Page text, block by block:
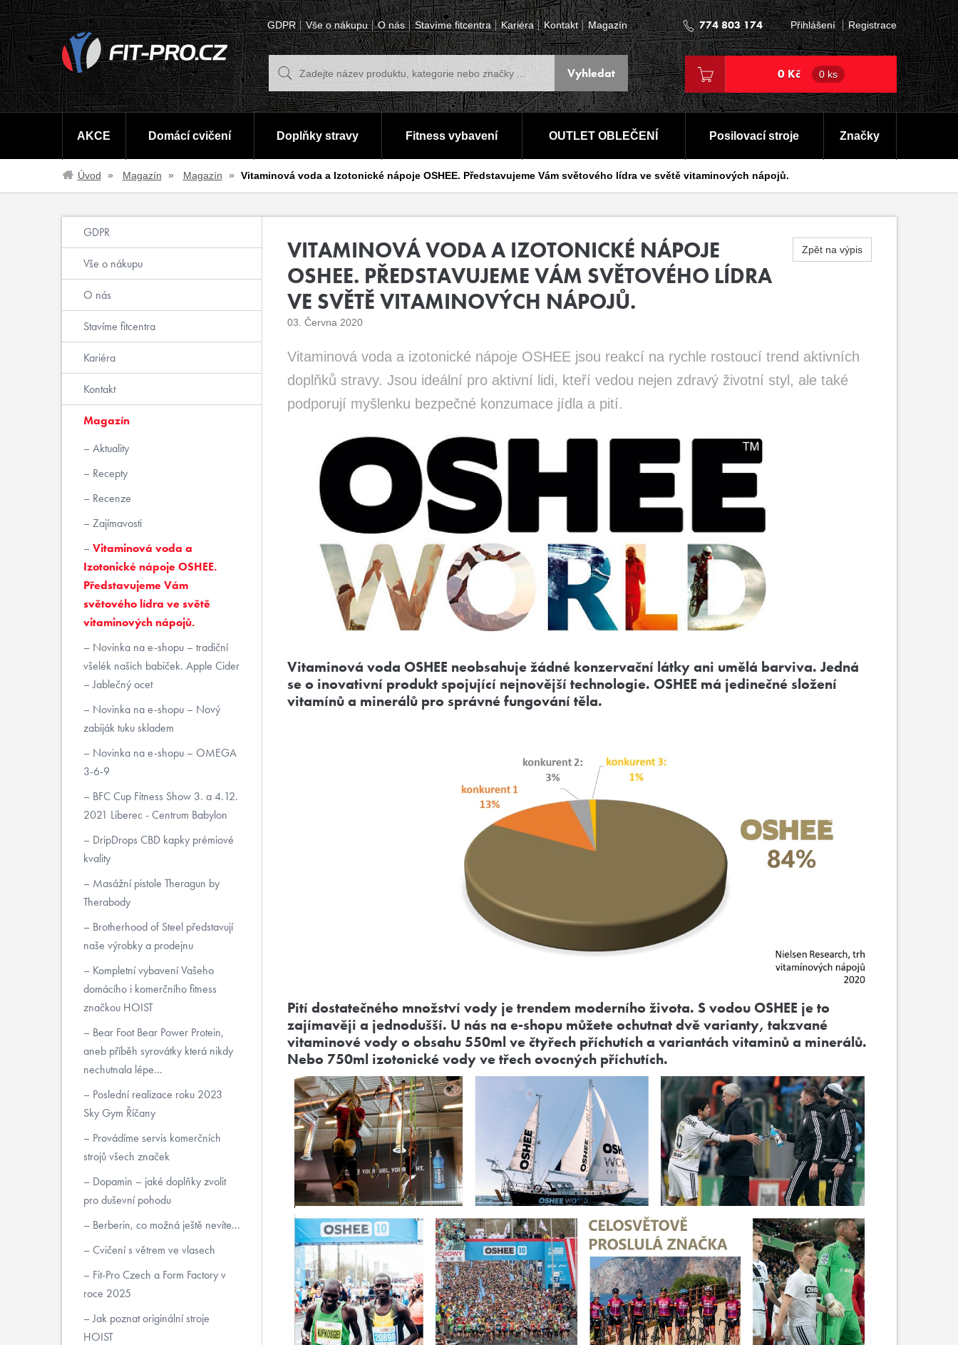
GDPR Vše o nákupu O nás Stavíme fitcentra Kariéra Kontakt Magazín 774 803 174 Přihlášení Registrace
0 Kč 0 ks
AKCE Domácí cvičení Doplňky stravy Fitness vybavení OUTLET OBLEČENÍ Posilovací stroje Značky
Úvod Magazín Magazín Vitaminová voda a Izotonické nápoje OSHEE. Představujeme Vám světového lídra ve světě vitaminových nápojů.
Zpět na výpis
VITAMINOVÁ VODA A IZOTONICKÉ NÁPOJE
OSHEE. PŘEDSTAVUJEME VÁM SVĚTOVÉHO LÍDRA
VE SVĚTĚ VITAMINOVÝCH NÁPOJŮ.
03. Června 2020
Vitaminová voda a izotonické nápoje OSHEE jsou reakcí na rychle rostoucí trend aktivních
doplňků stravy. Jsou ideální pro aktivní lidi, kteří vedou nejen zdravý životní styl, ale také
podporují myšlenku bezpečné konzumace jídla a pití.
Vitaminová voda OSHEE neobsahuje žádné konzervační látky ani umělá barviva. Jedná
se o inovativní produkt spojující nejnovější technologie. OSHEE má jedinečné složení
vitamínů a minerálů pro správné fungování těla.
Pití dostatečného množství vody je trendem moderního života. S vodou OSHEE je to
zajímavěji a jednodušší. U nás na e-shopu můžete ochutnat dvě varianty, takzvané
vitaminové vody o obsahu 550ml ve čtyřech příchutích a variantách vitaminů a minerálů.
Nebo 750ml izotonické vody ve třech ovocných příchutích.
GDPR
Vše o nákupu
O nás
Stavíme fitcentra
Kariéra
Kontakt
Magazín
Aktuality
Recepty
Recenze
Zajímavosti
Vitaminová voda a
Izotonické nápoje OSHEE.
Představujeme Vám
světového lídra ve světě
vitaminových nápojů.
Novinka na e-shopu – tradiční
všelék našich babiček. Apple Cider
– Jablečný ocet
Novinka na e-shopu – Nový
zabiják tuku skladem
Novinka na e-shopu – OMEGA
3-6-9
BFC Cup Fitness Show 3. a 4.12.
2021 Liberec - Centrum Babylon
DripDrops CBD kapky prémiové
kvality
Masážní pistole Theragun by
Therabody
Brotherhood of Steel představují
naše výrobky a prodejnu
Kompletní vybavení Vašeho
domácího i komerčního fitness
značkou HOIST
Bear Foot Bear Power Protein,
aneb příběh syrovátky která nikdy
nechutnala lépe...
Poslední realizace roku 2023
Sky Gym Říčany
Provádíme servis komerčních
strojů všech značek
Dopamin – jaké doplňky zvolit
pro duševní pohodu
Berberin, co možná ještě nevíte...
Cvičení s větrem ve vlasech
Fit-Pro Czech a Form Factory v
roce 2025
Jak poznat originální stroje
HOIST